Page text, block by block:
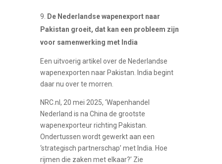
De Nederlandse wapenexport naar
Pakistan groeit, dat kan een probleem zijn
voor samenwerking met India
Een uitvoerig artikel over de Nederlandse
wapenexporten naar Pakistan. India begint
daar nu over te morren.
NRC.nl, 20 mei 2025, ‘Wapenhandel
Nederland is na China de grootste
wapenexporteur richting Pakistan.
Ondertussen wordt gewerkt aan een
‘strategisch partnerschap’ met India. Hoe
rijmen die zaken met elkaar?’ Zie